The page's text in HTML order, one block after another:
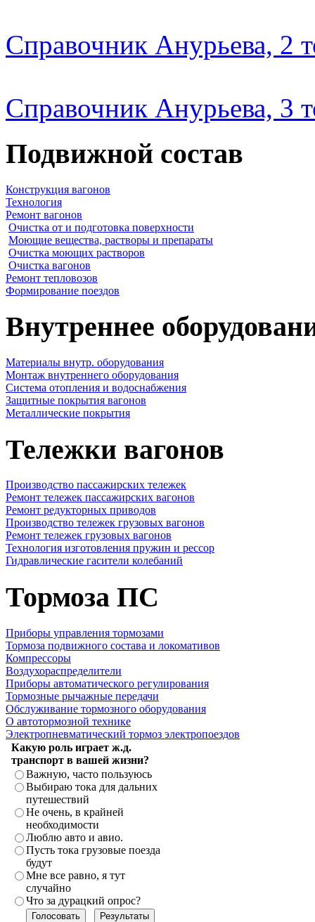
Справочник Анурьева, 2
Справочник Анурьева, 3
Подвижной состав
Конструкция вагонов
Технология
Ремонт вагонов
Очистка от и подготовка поверхности
Моющие вещества, растворы и препараты
Очистка моющих растворов
Очистка вагонов
Ремонт тепловозов
Формирование поездов
Внутреннее
Материалы внутр. оборудования
Монтаж внутреннего оборудования
Cистема отопления и водоснабжения
Защитные покрытия вагонов
Металлические покрытия
Тележки вагонов
Производство пассажирских тележек
Ремонт тележек пассажирских вагонов
Ремонт редукторных приводов
Производство тележек грузовых вагонов
Ремонт тележек грузовых вагонов
Технология изготовления пружин и рессор
Гидравлические гасители колебаний
Тормоза ПС
Приборы управления тормозами
Тормоза подвижного состава и локомативов
Компрессоры
Воздухораспределители
Приборы автоматического регулирования
Тормозные рычажные передачи
Обслуживание тормозного оборудования
О автотормозной технике
Электропневматический тормоз электропоездов
Какую роль играет ж.д.
транспорт в вашей жизни?
Важную, часто пользуюсь
Выбираю тока для дальних
путешествий
Не очень, в крайней
необходимости
Люблю авто и авио.
Пусть тока грузовые поезда
будут
Мне все равно, я тут
случайно
Что за дурацкий опрос?